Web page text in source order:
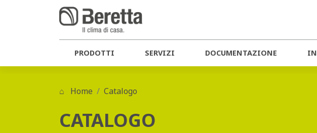
PRODOTTI SERVIZI DOCUMENTAZIONE
Home Catalogo
CATALOGO